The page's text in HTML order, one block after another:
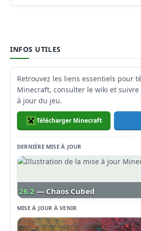
INFOS UTILES
Retrouvez les liens essentiels pour
Minecraft, consulter le wiki et
à jour du jeu.
Télécharger Minecraft
DERNIÈRE MISE À JOUR
26.2 — Chaos Cubed
MISE À JOUR À VENIR